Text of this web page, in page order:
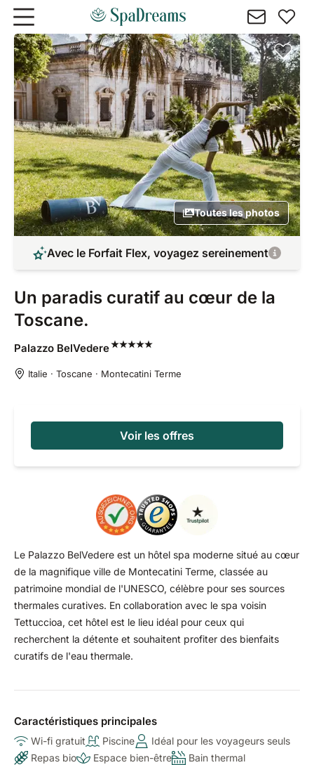
Aller au contenu principal
Toutes les photos
Avec le Forfait Flex, voyagez sereinement
Un paradis curatif au cœur de la
Toscane.
Palazzo BelVedere
Italie · Toscane · Montecatini Terme
Voir les offres
Le Palazzo BelVedere est un hôtel spa moderne situé au cœur
de la magnifique ville de Montecatini Terme, classée au
patrimoine mondial de l'UNESCO, célèbre pour ses sources
thermales curatives. En collaboration avec le spa voisin
Tettuccioa, cet hôtel est le lieu idéal pour ceux qui
recherchent la détente et souhaitent profiter des bienfaits
curatifs de l'eau thermale.
Caractéristiques principales
Wi-fi gratuit Piscine
Idéal pour les voyageurs seuls
Repas bio
Espace bien-être
Bain thermal